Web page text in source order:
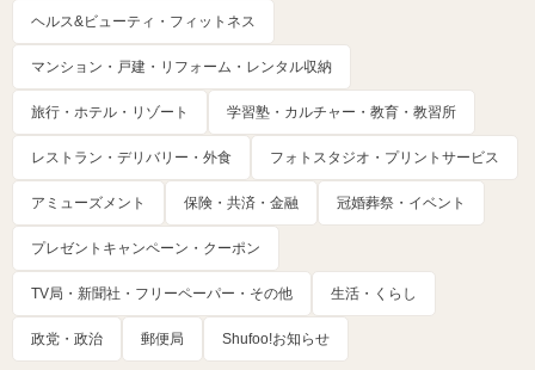
ヘルス&ビューティ・フィットネス
マンション・戸建・リフォーム・レンタル収納
旅行・ホテル・リゾート 学習塾・カルチャー・教育・教習所
レストラン・デリバリー・外食 フォトスタジオ・プリントサービス
アミューズメント 保険・共済・金融 冠婚葬祭・イベント
プレゼントキャンペーン・クーポン
TV局・新聞社・フリーペーパー・その他 生活・くらし
政党・政治 郵便局 Shufoo!お知らせ